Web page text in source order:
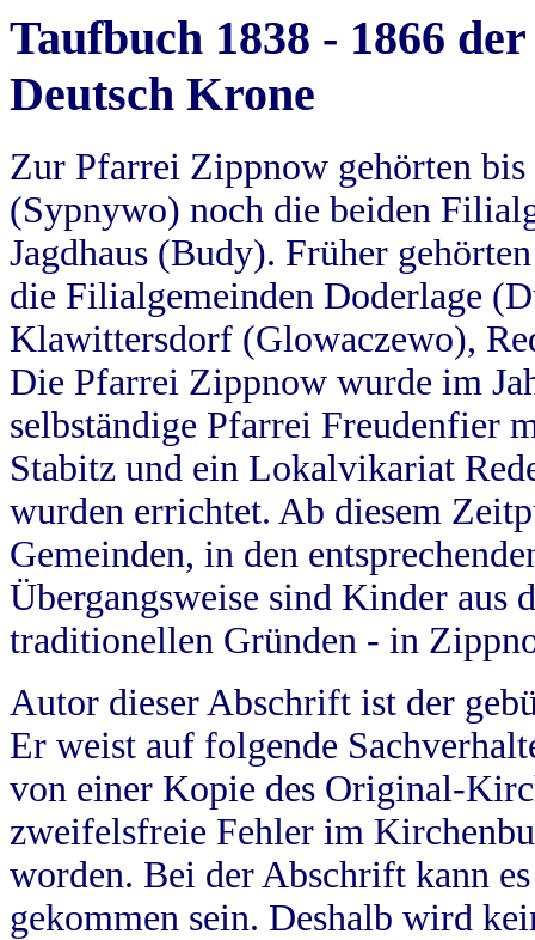
Taufbuch 1838 - 1866
Deutsch Krone
Zur Pfarrei Zippnow gehörten
(Sypnywo) noch die beiden
Jagdhaus (Budy). Früher
die Filialgemeinden Doderlage
Klawittersdorf (Glowaczewo),
Die Pfarrei Zippnow wurde im
selbständige Pfarrei Freudenfier
Stabitz und ein Lokalvikariat
wurden errichtet. Ab diesem
Gemeinden, in den
Übergangsweise sind Kinder aus
traditionellen Gründen - in
Autor dieser Abschrift ist der
Er weist auf folgende
von einer Kopie des Original-
zweifelsfreie Fehler im
worden. Bei der Abschrift kann
gekommen sein. Deshalb wird